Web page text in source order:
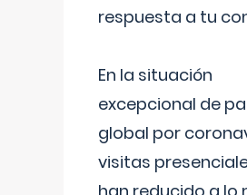
respuesta a tu
En la situación
excepcional de
global por
visitas